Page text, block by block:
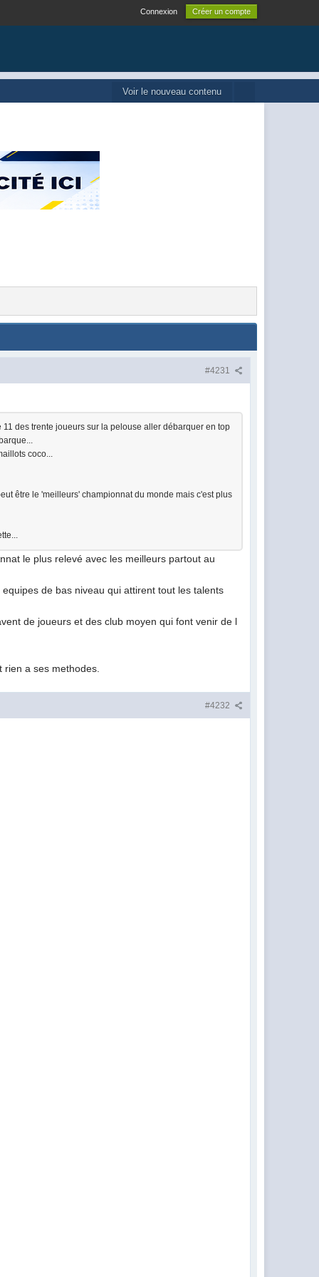
Connexion Créer un compte
Voir le nouveau contenu
#4231
des trente joueurs sur la pelouse aller débarquer en top
coco...
être le 'meilleurs' championnat du monde mais c'est plus
le plus relevé avec les meilleurs partout au
de bas niveau qui attirent tout les talents
de joueurs et des club moyen qui font venir de l
a ses methodes.
#4232